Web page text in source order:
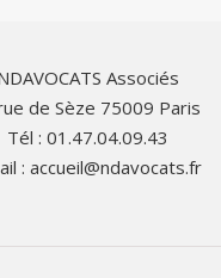
Associés
de Sèze 75009 Paris
Tél : 01.47.04.09.43
:accueil@ndavocats.fr